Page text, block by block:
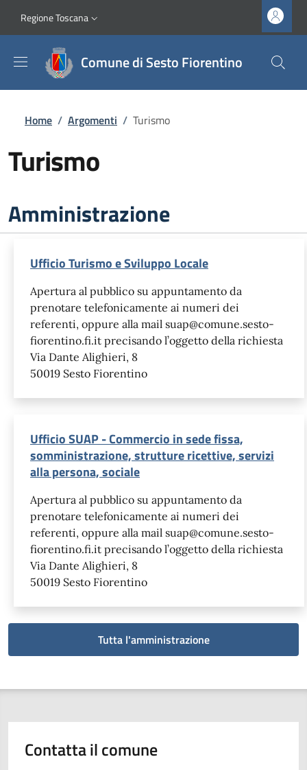
Slim top
Regione Toscana
Comune di Sesto Fiorentino
Briciole di pane
Home / Argomenti / Turismo
Turismo
Amministrazione
Ufficio Turismo e Sviluppo Locale
Apertura al pubblico su appuntamento da
prenotare telefonicamente ai numeri dei
referenti, oppure alla mail suap@comune.sesto-
fiorentino.fi.it precisando l’oggetto della richiesta
Via Dante Alighieri, 8
50019 Sesto Fiorentino
Ufficio SUAP - Commercio in sede fissa,
somministrazione, strutture ricettive, servizi
alla persona, sociale
Apertura al pubblico su appuntamento da
prenotare telefonicamente ai numeri dei
referenti, oppure alla mail suap@comune.sesto-
fiorentino.fi.it precisando l’oggetto della richiesta
Via Dante Alighieri, 8
50019 Sesto Fiorentino
Tutta l'amministrazione
Contatta il comune